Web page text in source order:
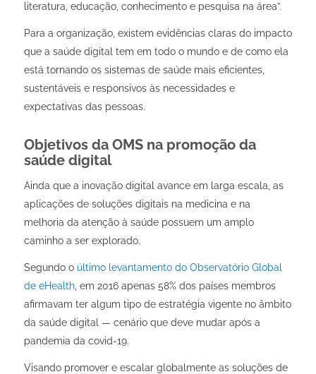
literatura, educação, conhecimento e pesquisa na área”.
Para a organização, existem evidências claras do impacto
que a saúde digital tem em todo o mundo e de como ela
está tornando os sistemas de saúde mais eficientes,
sustentáveis e responsivos às necessidades e
expectativas das pessoas.
Objetivos da OMS na promoção da
saúde digital
Ainda que a inovação digital avance em larga escala, as
aplicações de soluções digitais na medicina e na
melhoria da atenção à saúde possuem um amplo
caminho a ser explorado.
Segundo o último levantamento do Observatório Global
de eHealth, em 2016 apenas 58% dos países membros
afirmavam ter algum tipo de estratégia vigente no âmbito
da saúde digital — cenário que deve mudar após a
pandemia da covid-19.
Visando promover e escalar globalmente as soluções de